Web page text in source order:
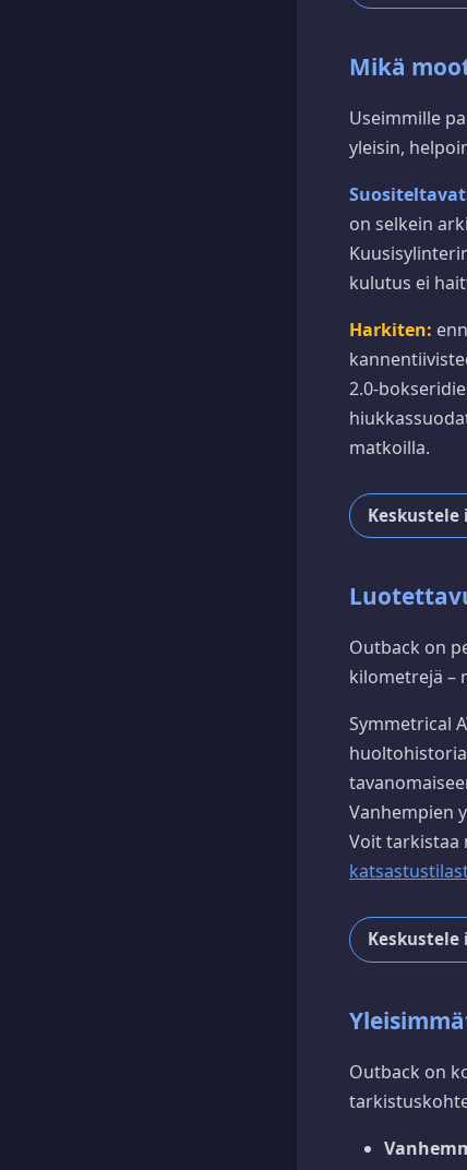
Mikä
Useimmille
yleisin,
on selkein
kulutus ei
Harkiten:
2.0-
matkoilla.
Outback on
kilometrejä –
Symmetrical
Vanhempien
Voit tarkistaa
Outback on